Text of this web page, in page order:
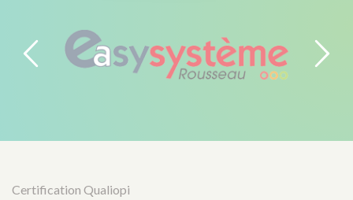
Certification Qualiopi